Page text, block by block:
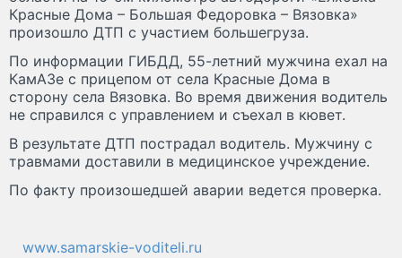
Красные Дома – Большая Федоровка – Вязовка»
произошло ДТП с участием большегруза.
По информации ГИБДД, 55-летний мужчина ехал на
КамАЗе с прицепом от села Красные Дома в
сторону села Вязовка. Во время движения водитель
не справился с управлением и съехал в кювет.
В результате ДТП пострадал водитель. Мужчину с
травмами доставили в медицинское учреждение.
По факту произошедшей аварии ведется проверка.
www.samarskie-voditeli.ru